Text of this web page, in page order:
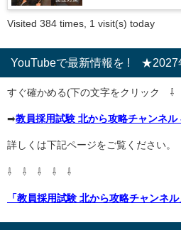
Visited 384 times, 1 visit(s) today
YouTubeで最新情報を ! ★2027
すぐ確かめる(下の文字をクリック
➡教員採用試験 北から攻略チャンネ
詳しくは下記ページをご覧ください。
⇩ ⇩ ⇩ ⇩ ⇩
「教員採用試験 北から攻略チャンネ